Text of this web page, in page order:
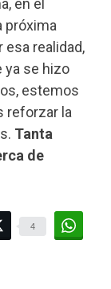
en el
próxima
realidad,
ya se hizo
estemos
reforzar la
Tanta
de
4